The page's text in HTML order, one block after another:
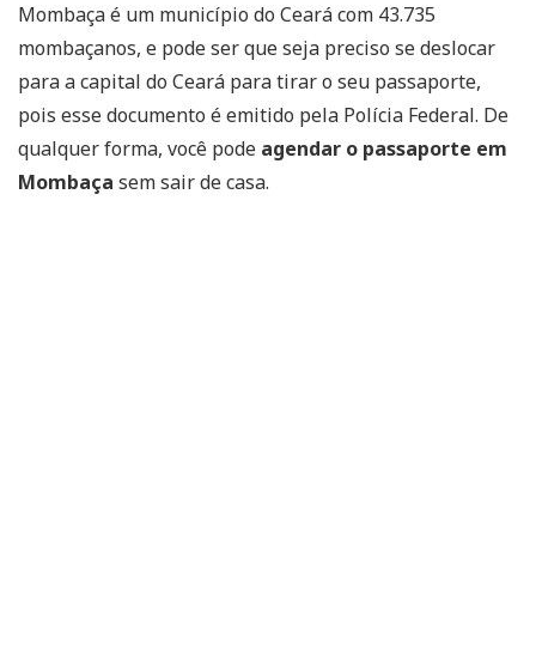
Mombaça é um município do Ceará com 43.735
mombaçanos, e pode ser que seja preciso se deslocar
para a capital do Ceará para tirar o seu passaporte,
pois esse documento é emitido pela Polícia Federal. De
qualquer forma, você pode agendar o passaporte em
Mombaça sem sair de casa.